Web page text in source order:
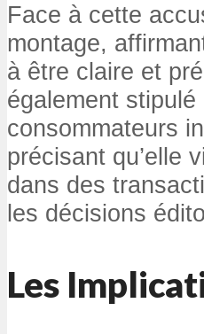
Face à cette
montage,
à être claire et
également
consommateurs
précisant qu’elle
dans des
les décisions
Les